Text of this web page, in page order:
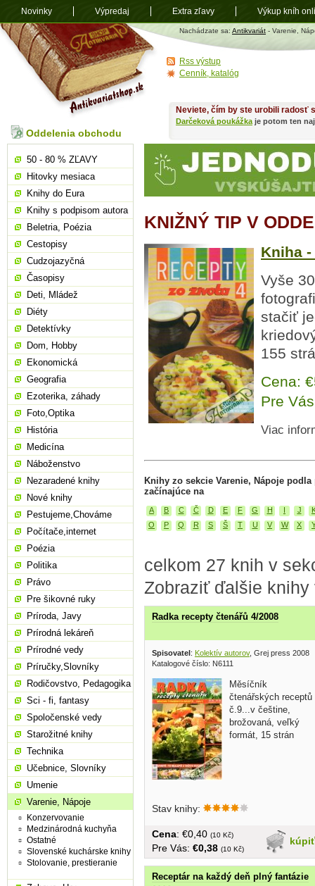
Antikvariát
shop.sk
Nachádzate sa: Antikvariát - Varenie,
KNIŽNÝ TIP V
Kniha
Vyše
stačiť
155
Cena:
Pre
Viac
Knihy zo sekcie Varenie, Nápoje podla
začínajúce na
A B C Č D E F G H I J
O
P Q R S Š T U V W X
celkom 27 knih v
Zobraziť ďalšie
Radka recepty čtenářů 4/2008
Spisovatel: Kolektív autorov, Grej press 2008
Katalogové číslo: N6111
Měsíčník
čtenářských receptů
č.9...v češtine,
brožovaná, veľký
formát, 15 strán
Stav knihy:
kúpiť
Cena: €0,40 (10 Kč)
Pre Vás: €0,38 (10 Kč)
Receptár na každý deň plný fantázie
Neviete, čím by ste urobili radosť
Darčeková poukážka je potom ten
Oddelenia obchodu
50 - 80 % ZĽAVY
Hitovky mesiaca
Knihy do Eura
Knihy s podpisom autora
Beletria, Poézia
Cestopisy
Cudzojazyčná
Časopisy
Deti, Mládež
Diéty
Detektívky
Dom, Hobby
Ekonomická
Geografia
Ezoterika, záhady
Foto,Optika
História
Medicína
Náboženstvo
Nezaradené knihy
Nové knihy
Pestujeme,Chováme
Počítače,internet
Poézia
Politika
Právo
Pre šikovné ruky
Príroda, Javy
Prírodná lekáreň
Prírodné vedy
Príručky,Slovníky
Rodičovstvo, Pedagogika
Sci - fi, fantasy
Spoločenské vedy
Starožitné knihy
Technika
Učebnice, Slovníky
Umenie
Varenie, Nápoje
Konzervovanie
Medzinárodná kuchyňa
Ostatné
Slovenské kuchárske knihy
Stolovanie, prestieranie
Rss výstup
Cenník, katalóg
Novinky Výpredaj Extra zľavy Výkup kníh